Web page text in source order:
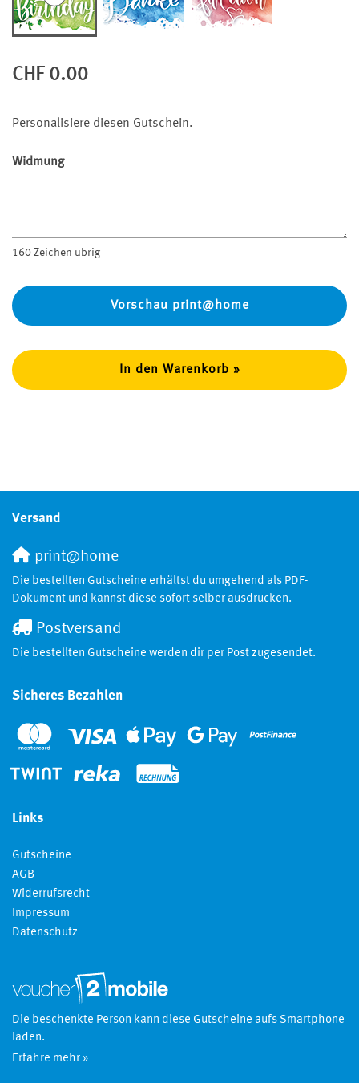
CHF 0.00
Personalisiere diesen Gutschein.
Widmung
160 Zeichen übrig
Vorschau print@home
In den Warenkorb »
Versand
print@home
Die bestellten Gutscheine erhältst du umgehend als PDF-
Dokument und kannst diese sofort selber ausdrucken.
Postversand
Die bestellten Gutscheine werden dir per Post zugesendet.
Sicheres Bezahlen
Links
Gutscheine
AGB
Widerrufsrecht
Impressum
Datenschutz
Die beschenkte Person kann diese Gutscheine aufs Smartphone
laden.
Erfahre mehr »